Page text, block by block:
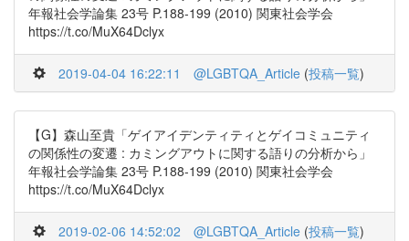
年報社会学論集 23号 P.188-199 (2010) 関東社会学会
https://t.co/MuX64Dclyx
2019-04-04 16:22:11 @LGBTQA_Article (投稿一覧)
【G】森山至貴「ゲイアイデンティティとゲイコミュニティ
の関係性の変遷 : カミングアウトに関する語りの分析から」
年報社会学論集 23号 P.188-199 (2010) 関東社会学会
https://t.co/MuX64Dclyx
2019-02-06 14:52:02 @LGBTQA_Article (投稿一覧)